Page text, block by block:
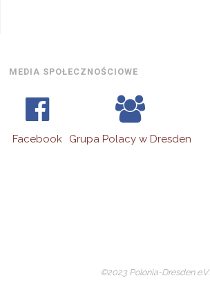
MEDIA SPOŁECZNOŚCIOWE
Facebook Grupa Polacy w Dresden
©2023 Polonia-Dresden e.V.